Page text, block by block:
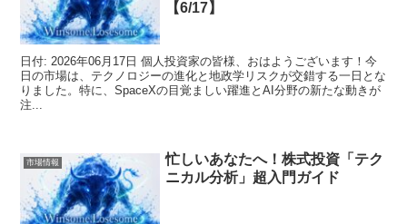
【6/17】
日付: 2026年06月17日 個人投資家の皆様、おはようございます！今
日の市場は、テクノロジーの進化と地政学リスクが交錯する一日とな
りました。特に、SpaceXの目覚ましい躍進とAI分野の新たな動きが
注...
市場情報
忙しいあなたへ！株式投資「テク
ニカル分析」超入門ガイド